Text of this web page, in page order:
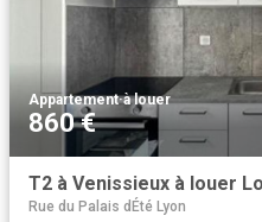
Appartement·à louer
860 €
Rue du Palais dÉté Lyon